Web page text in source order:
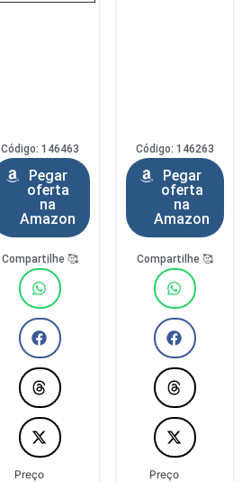
Código: 146463
Pegar
oferta
na
Amazon
Compartilhe 🥰
Preço
Código: 146263
Pegar
oferta
na
Amazon
Compartilhe 🥰
Preço